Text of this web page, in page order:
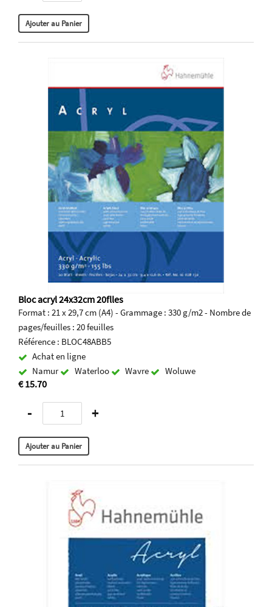
Bloc acryl 24x32cm 20flles
Format : 21 x 29,7 cm (A4) - Grammage : 330 g/m2 - Nombre de
pages/feuilles : 20 feuilles
Référence : BLOC48ABB5
Achat en ligne
Namur
Waterloo Wavre Woluwe
€ 15.70
- +